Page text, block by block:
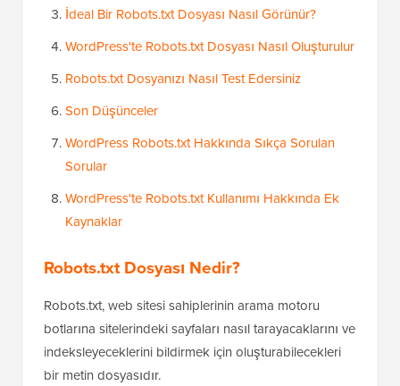
İdeal Bir Robots.txt Dosyası Nasıl Görünür?
WordPress'te Robots.txt Dosyası Nasıl Oluşturulur
Robots.txt Dosyanızı Nasıl Test Edersiniz
Son Düşünceler
WordPress Robots.txt Hakkında Sıkça Sorulan
Sorular
WordPress'te Robots.txt Kullanımı Hakkında Ek
Kaynaklar
Robots.txt Dosyası Nedir?
Robots.txt, web sitesi sahiplerinin arama motoru
botlarına sitelerindeki sayfaları nasıl tarayacaklarını ve
indeksleyeceklerini bildirmek için oluşturabilecekleri
bir metin dosyasıdır.